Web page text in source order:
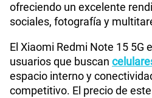
Tamaño de Pantalla
WiFI
ofreciendo un excelente
sociales, fotografía y
El Xiaomi Redmi Note 15 5G
usuarios que buscan
espacio interno y
competitivo. El precio de